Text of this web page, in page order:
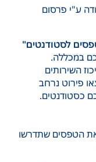
ע"י פרסום
לסטודנטים"
במכללה.
השירותים
פירוט נרחב
כסטודנטים.
הטפסים שתדרשו